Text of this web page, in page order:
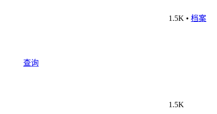
1.5K • 档案
查询
1.5K